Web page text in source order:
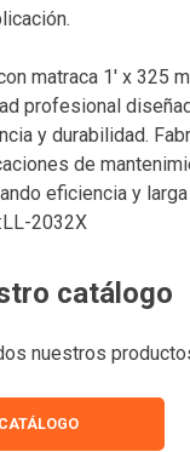
matraca 1′ x 325
profesional
y durabilidad.
de
eficiencia y
2032X
catálogo
nuestros